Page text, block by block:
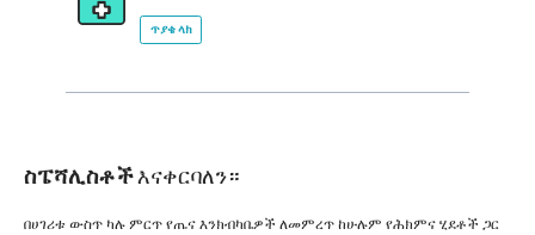
ጥያቄ ላክ
ስፔሻሊስቶችእናቀርባለን።
በሀገሪቱ ውስጥ ካሉ ምርጥ የጤና እንክብካቤዎች ለመምረጥ ከሁሉም የሕክምና ሂደቶች ጋር